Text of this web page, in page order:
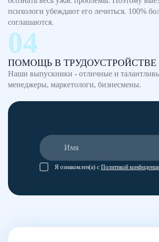
психологи убеждают его лечиться. 100%
соглашаются.
ПОМОЩЬ В ТРУДОУСТРОЙСТВЕ
Наши выпускники - отличные и
менеджеры, маркетологи, бизнесмены.
Я ознакомлен(а) с Политикой